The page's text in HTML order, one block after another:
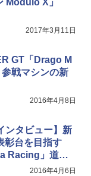
Modulo X」
2017年3月11日
GT「Drago M
戦マシンの新
2016年4月8日
ンタビュー】新
彰台を目指す
Racing」道上
2016年4月6日